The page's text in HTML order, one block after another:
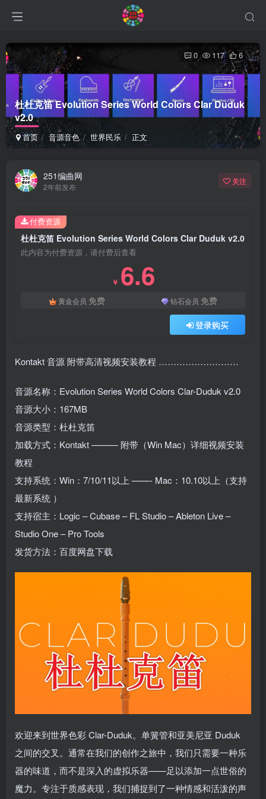
杜杜克笛 Evolution Series World Colors Clar Duduk
v2.0
首页 音源音色 世界民乐 正文
0 117 6
251编曲网
2年前发布
关注
杜杜克笛 Evolution Series World Colors Clar Duduk v2.0
此内容为付费资源，请付费后查看
￥ 6.6
黄金会员 免费 钻石会员 免费
登录购买
付费资源
Kontakt 音源 附带高清视频安装教程 ………………………
音源名称：Evolution Series World Colors Clar-Duduk v2.0
音源大小：167MB
音源类型：杜杜克笛
加载方式：Kontakt ——— 附带（Win Mac）详细视频安装
教程
支持系统：Win：7/10/11以上 ——- Mac：10.10以上（支持
最新系统 ）
支持宿主：Logic – Cubase – FL Studio – Ableton Live –
Studio One – Pro Tools
发货方法：百度网盘下载
欢迎来到世界色彩 Clar-Duduk。单簧管和亚美尼亚 Duduk
之间的交叉。通常在我们的创作之旅中，我们只需要一种乐
器的味道，而不是深入的虚拟乐器——足以添加一点世俗的
魔力。专注于质感表现，我们捕捉到了一种情感和活泼的声